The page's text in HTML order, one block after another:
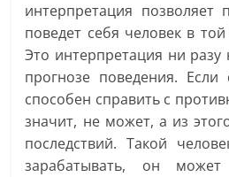
интерпретация позволяет
поведет себя человек в
Это интерпретация ни
прогнозе поведения.
способен справить с
значит, не может, а из
последствий. Такой
зарабатывать, он